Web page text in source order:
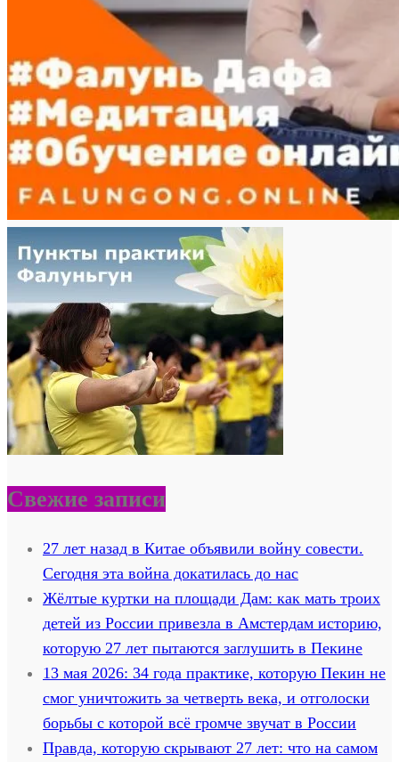
Свежие записи
27 лет назад в Китае объявили войну совести.
Сегодня эта война докатилась до нас
Жёлтые куртки на площади Дам: как мать троих
детей из России привезла в Амстердам историю,
которую 27 лет пытаются заглушить в Пекине
13 мая 2026: 34 года практике, которую Пекин не
смог уничтожить за четверть века, и отголоски
борьбы с которой всё громче звучат в России
Правда, которую скрывают 27 лет: что на самом